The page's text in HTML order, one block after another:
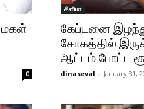
மகள்
0
சினிமா
கேப்டனை
சோகத்தில்
ஆட்டம் போட்ட
dinaseval - January 31,